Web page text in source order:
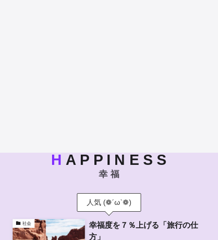
H A P P I N E S S
幸 福
人気 (❁´ω`❁)
社会
幸福度を７％上げる「旅行の仕
方」